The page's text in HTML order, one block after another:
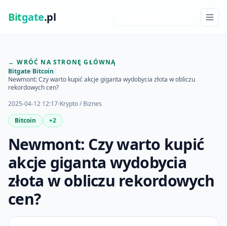
Bitgate.pl
← WRÓĆ NA STRONĘ GŁÓWNĄ
Bitgate/Bitcoin/
Newmont: Czy warto kupić akcje giganta wydobycia złota w obliczu
rekordowych cen?
2025-04-12 12:17 Krypto / Biznes
Bitcoin
+2
Newmont: Czy warto kupić
akcje giganta wydobycia
złota w obliczu rekordowych
cen?